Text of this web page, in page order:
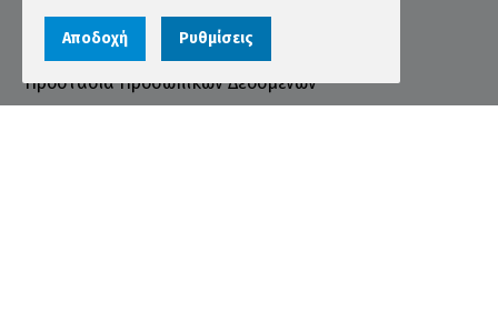
Όροι χρήσης
Προστασία Προσωπικών Δεδομένων
Αποδοχή Ρυθμίσεις